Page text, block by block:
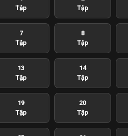
Tập
Tập
7
Tập
8
Tập
13
Tập
14
Tập
19
Tập
20
Tập